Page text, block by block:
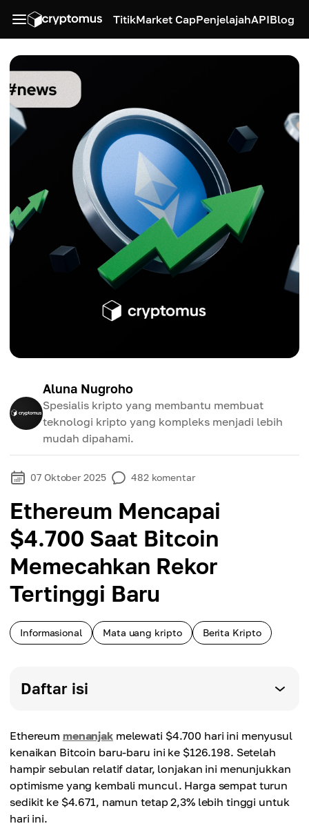
TitikMarket CapPenjelajahAPIBlog
Aluna Nugroho
Spesialis kripto yang membantu membuat
teknologi kripto yang kompleks menjadi lebih
mudah dipahami.
07 Oktober 2025 482 komentar
Ethereum Mencapai
$4.700 Saat Bitcoin
Memecahkan Rekor
Tertinggi Baru
Informasional Mata uang kripto Berita Kripto
Daftar isi
Ethereum menanjakmelewati $4.700 hari ini menyusul
kenaikan Bitcoin baru-baru ini ke $126.198. Setelah
hampir sebulan relatif datar, lonjakan ini menunjukkan
optimisme yang kembali muncul. Harga sempat turun
sedikit ke $4.671, namun tetap 2,3% lebih tinggi untuk
hari ini.